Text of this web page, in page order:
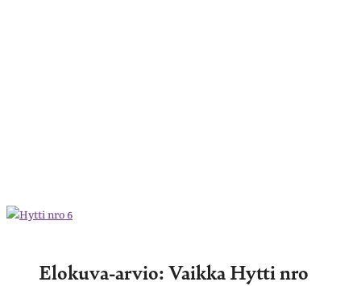
Elokuva-arvio: Vaikka Hytti nro